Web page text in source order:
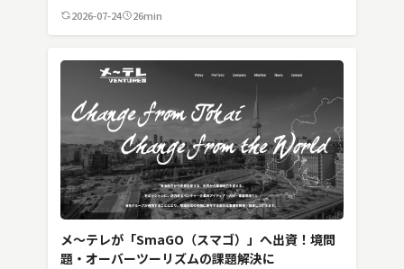
2026-07-24
26min
メ〜テレが「SmaGO（スマゴ）」へ出資！境問
題・オーバーツーリズムの課題解決に